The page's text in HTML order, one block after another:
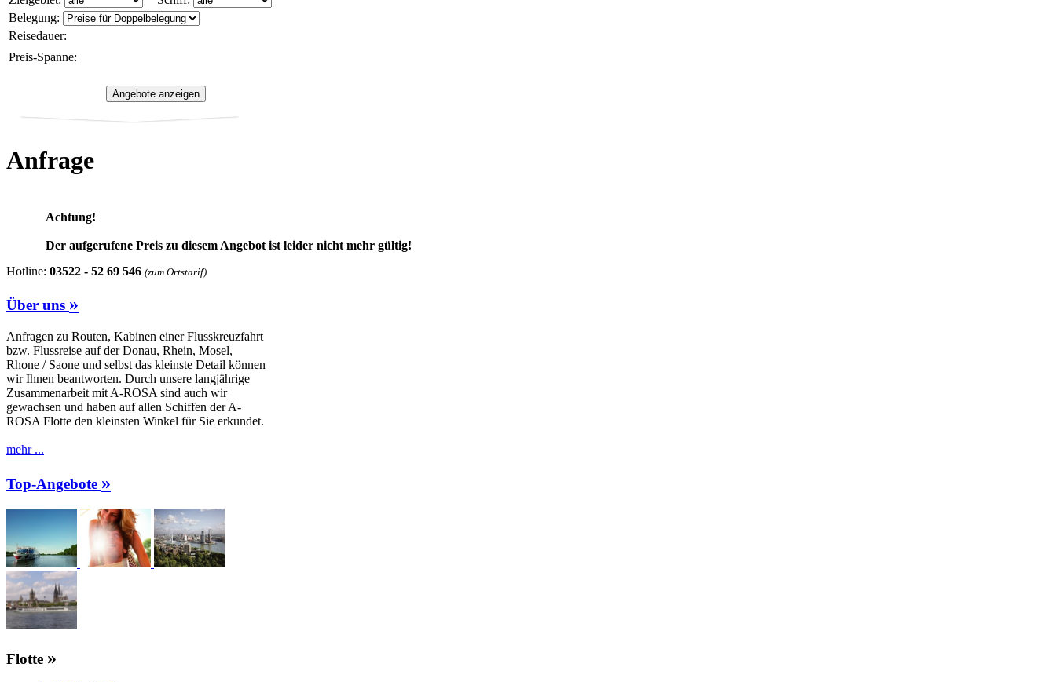
Belegung:
Reisedauer:
Preis-Spanne:
Anfrage
Achtung!
Der aufgerufene Preis zu diesem Angebot ist leider nicht mehr gültig!
Hotline: 03522 - 52 69 546 (zum Ortstarif)
Über uns »
Anfragen zu Routen, Kabinen einer Flusskreuzfahrt
bzw. Flussreise auf der Donau, Rhein, Mosel,
Rhone / Saone und selbst das kleinste Detail können
wir Ihnen beantworten. Durch unsere langjährige
Zusammenarbeit mit A-ROSA sind auch wir
gewachsen und haben auf allen Schiffen der A-
ROSA Flotte den kleinsten Winkel für Sie erkundet.
mehr ...
Top-Angebote »
Flotte »